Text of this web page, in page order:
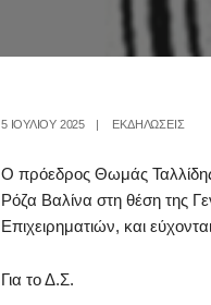
5 ΙΟΥΛΊΟΥ 2025 | ΕΚΔΗΛΩΣΕΙΣ
Ο πρόεδρος Θωμάς Ταλλίδης
Ρόζα Βαλίνα στη θέση της
Επιχειρηματιών, και
Για το Δ.Σ.